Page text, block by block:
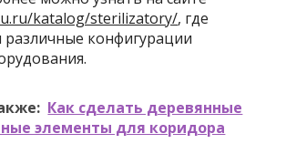
katalog/sterilizatory/, где
различные конфигурации
Как сделать деревянные
элементы для коридора